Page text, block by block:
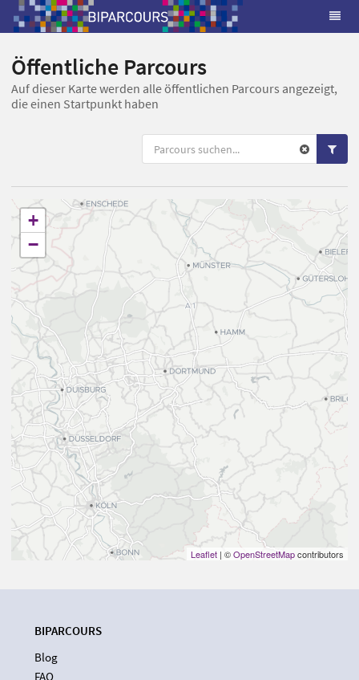
Öffentliche Parcours
Auf dieser Karte werden alle öffentlichen Parcours angezeigt,
die einen Startpunkt haben
+
−
Leaflet | ©OpenStreetMapcontributors
BIPARCOURS
Blog
FAQ